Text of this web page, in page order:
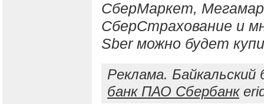
СберМаркет,
СберСтрахование и
Sber можно будет
Реклама.
банк ПАО Сбербанк